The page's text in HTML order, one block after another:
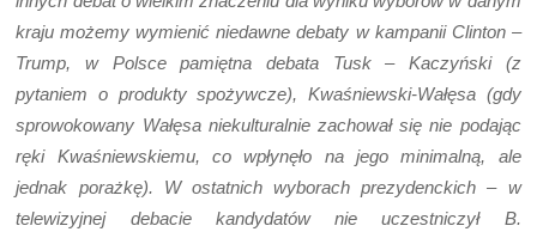
kraju możemy wymienić niedawne debaty w kampanii Clinton –
Trump, w Polsce pamiętna debata Tusk – Kaczyński (z
pytaniem o produkty spożywcze), Kwaśniewski-Wałęsa (gdy
sprowokowany Wałęsa niekulturalnie zachował się nie podając
ręki Kwaśniewskiemu, co wpłynęło na jego minimalną, ale
jednak porażkę). W ostatnich wyborach prezydenckich – w
telewizyjnej debacie kandydatów nie uczestniczył B.